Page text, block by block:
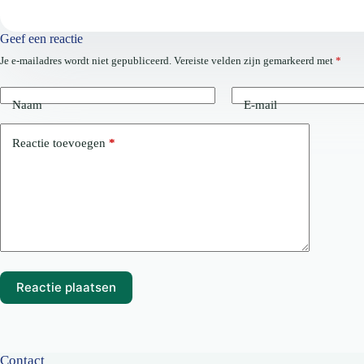
Geef een reactie
Je e-mailadres wordt niet gepubliceerd. Vereiste velden zijn gemarkeerd met *
Naam E-mail
Reactie toevoegen *
Reactie plaatsen
Contact